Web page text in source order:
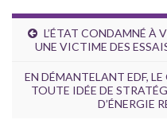
L’ÉTAT CONDAMNÉ À
UNE VICTIME DES
EN DÉMANTELANT EDF,
TOUTE IDÉE DE
D’ÉNERGIE